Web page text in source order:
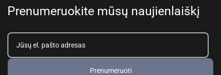
Prenumeruokite mūsų naujienlaiškį
Prenumeruoti